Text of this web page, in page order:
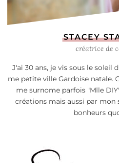
STACEY
créatrice de
J'ai 30 ans, je vis sous le soleil
me petite ville Gardoise natale.
me surnome parfois "Mlle
créations mais aussi par mon
bonheurs